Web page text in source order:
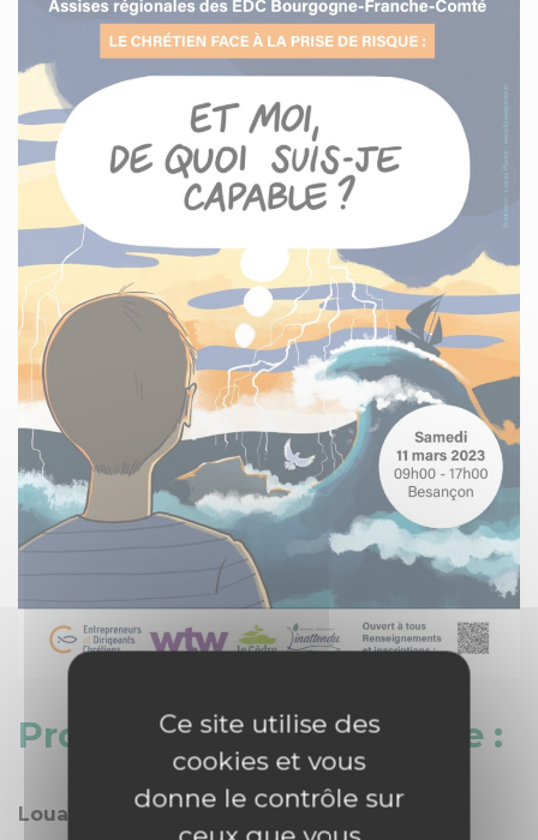
Programme de la journée :
Louange et introduction de la journée
Ce site utilise des
cookies et vous
donne le contrôle sur